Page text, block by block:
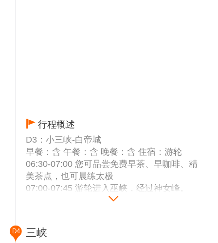
行程概述
D3：小三峡-白帝城
早餐：含 午餐：含 晚餐：含 住宿：游轮
06:30-07:00 您可品尝免费早茶、早咖啡、精
美茶点，也可晨练太极
07:00-07:45 游轮进入巫峡，经过神女峰。
观、峰岩景观、洞穴景观、动植物景观、人文
D4 三峡